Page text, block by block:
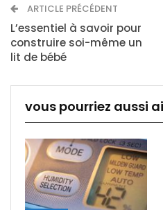
ARTICLE PRÉCÉDENT
L’essentiel à savoir pour
construire soi-même un
lit de bébé
vous pourriez aussi